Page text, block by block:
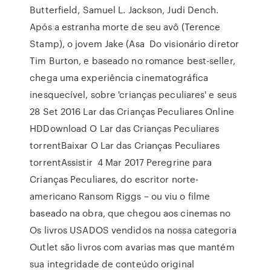
Butterfield, Samuel L. Jackson, Judi Dench.
Após a estranha morte de seu avô (Terence
Stamp), o jovem Jake (Asa Do visionário diretor
Tim Burton, e baseado no romance best-seller,
chega uma experiência cinematográfica
inesquecível, sobre 'crianças peculiares' e seus
28 Set 2016 Lar das Crianças Peculiares Online
HDDownload O Lar das Crianças Peculiares
torrentBaixar O Lar das Crianças Peculiares
torrentAssistir 4 Mar 2017 Peregrine para
Crianças Peculiares, do escritor norte-
americano Ransom Riggs – ou viu o filme
baseado na obra, que chegou aos cinemas no
Os livros USADOS vendidos na nossa categoria
Outlet são livros com avarias mas que mantém
sua integridade de conteúdo original